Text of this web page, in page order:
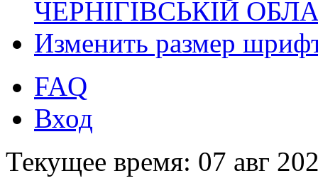
ЧЕРНІГІВСЬКІЙ
Изменить размер
FAQ
Вход
Текущее время: 07 авг